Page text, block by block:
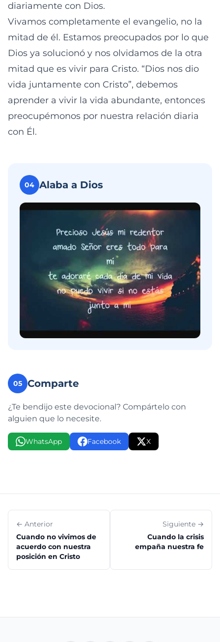
diariamente con Dios.
Vivamos completamente el evangelio, no la
mitad de él. Estamos preocupados por lo que
Dios ya solucionó y nos olvidamos de la otra
mitad que es vivir para Cristo. “Dios nos dio
vida juntamente con Cristo”, debemos
aprender a vivir la vida abundante, entonces
preocupémonos por nuestra relación diaria
con Él.
04 Alaba a Dios
05 Comparte
¿Te bendijo este devocional? Compártelo con
alguien que lo necesite.
WhatsApp Facebook X
← Anterior
Cuando no vivimos de
acuerdo con nuestra
posición en Cristo
Siguiente →
Cuando la crisis
empaña nuestra fe